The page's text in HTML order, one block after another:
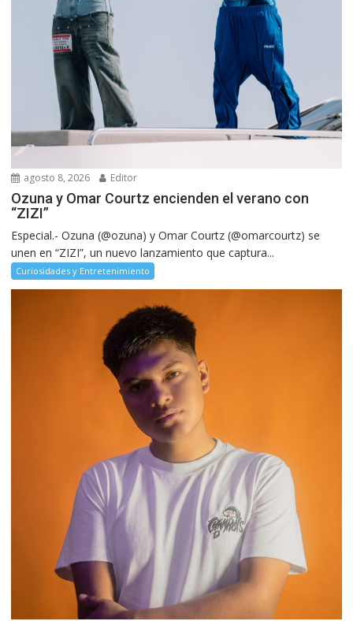
agosto 8, 2026 Editor
Ozuna y Omar Courtz encienden el verano con
“ZIZI”
Especial.- Ozuna (@ozuna) y Omar Courtz (@omarcourtz) se
unen en “ZIZI”, un nuevo lanzamiento que captura...
Curiosidades y Entretenimiento